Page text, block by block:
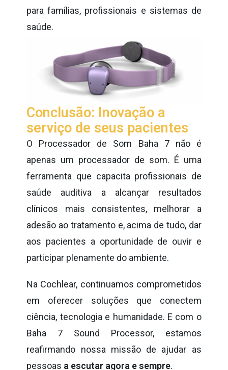
para famílias, profissionais e sistemas de
saúde.
Conclusão: Inovação a
serviço de seus pacientes
O Processador de Som Baha 7 não é
apenas um processador de som. É uma
ferramenta que capacita profissionais de
saúde auditiva a alcançar resultados
clínicos mais consistentes, melhorar a
adesão ao tratamento e, acima de tudo, dar
aos pacientes a oportunidade de ouvir e
participar plenamente do ambiente.
Na Cochlear, continuamos comprometidos
em oferecer soluções que conectem
ciência, tecnologia e humanidade. E com o
Baha 7 Sound Processor, estamos
reafirmando nossa missão de ajudar as
pessoas a escutar agora e sempre.